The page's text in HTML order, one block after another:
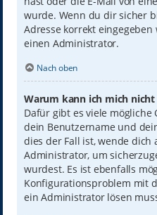
wurde. Wenn du dir sicher
Adresse korrekt
einen Administrator.
Nach oben
Warum kann ich mich nicht
Dafür gibt es viele mögliche
dein Benutzername und
dies der Fall ist, wende dich
Administrator, um
wurdest. Es ist ebenfalls
Konfigurationsproblem mit
ein Administrator lösen